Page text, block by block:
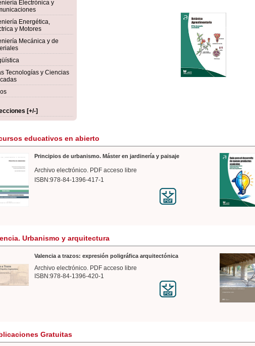
Electrónica y
Energética,
y Motores
Mecánica y de
Tecnologías y Ciencias
[+/-]
35,00 €
IVA INCLUIDO
educativos en abierto
Principios de urbanismo. Máster en jardinería y paisaje
Archivo electrónico. PDF acceso libre
ISBN:978-84-1396-417-1
Urbanismo y arquitectura
Valencia a trazos: expresión poligráfica arquitectónica
Archivo electrónico. PDF acceso libre
ISBN:978-84-1396-420-1
Gratuitas